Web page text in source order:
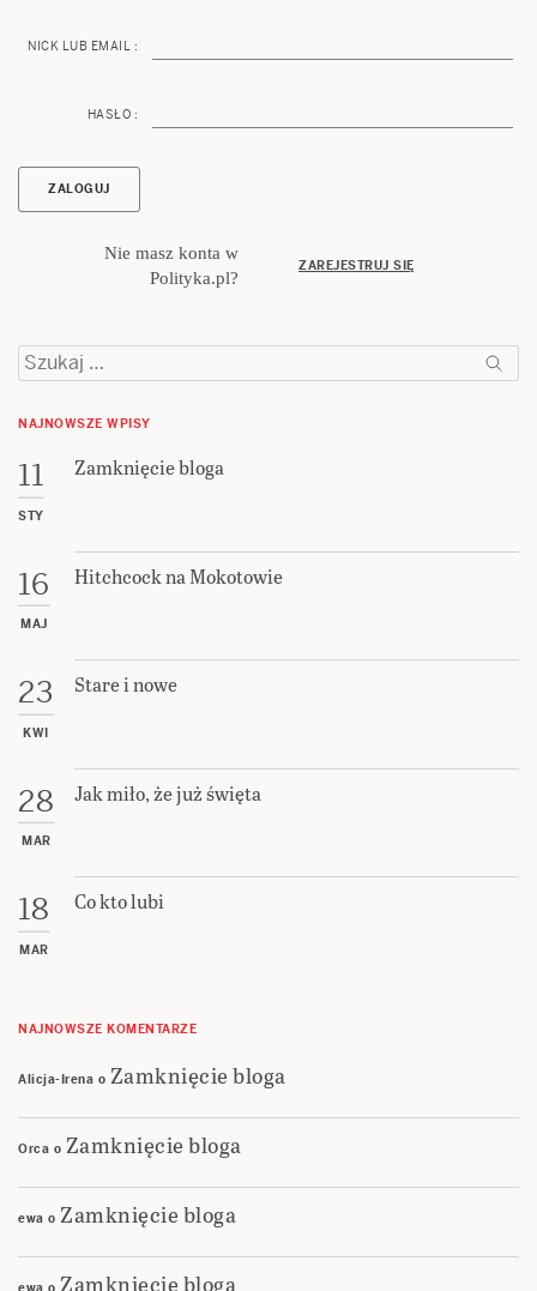
NICK LUB EMAIL :
HASŁO :
Nie masz konta w
Polityka.pl?
ZAREJESTRUJ SIĘ
Szukaj:
NAJNOWSZE WPISY
11
STY
Zamknięcie bloga
16
MAJ
Hitchcock na Mokotowie
23
KWI
Stare i nowe
28
MAR
Jak miło, że już święta
18
MAR
Co kto lubi
NAJNOWSZE KOMENTARZE
Alicja-Irena o Zamknięcie bloga
Orca o Zamknięcie bloga
ewa o Zamknięcie bloga
ewa o Zamknięcie bloga